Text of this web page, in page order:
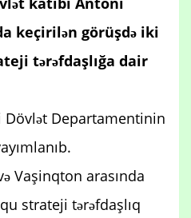
keçirilən görüşdə iki
tərəfdaşlığa dair
Departamentinin
Vaşinqton arasında
strateji tərəfdaşlıq